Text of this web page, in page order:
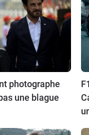
photographe
une blague